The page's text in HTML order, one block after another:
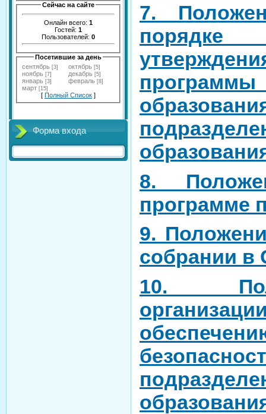
Сейчас на сайте
Онлайн всего: 1
Гостей: 1
Пользователей: 0
Посетившие за день
сентябрь [3] октябрь [5]
ноябрь [7] декабрь [5]
январь [3] февраль [8]
март [15]
[ Полный Список ]
Форма входа
7.
порядке
8.
программе
9.
собрании
10.